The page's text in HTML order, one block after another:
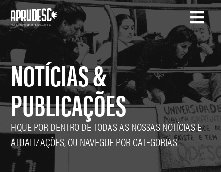
NOTÍCIAS &
PUBLICAÇÕES
FIQUE POR DENTRO DE TODAS AS NOSSAS NOTÍCIAS E
ATUALIZAÇÕES, OU NAVEGUE POR CATEGORIAS